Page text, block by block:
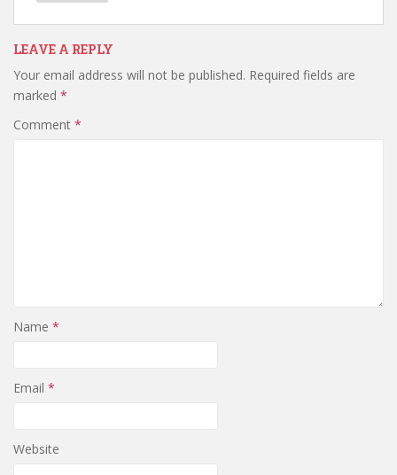
LEAVE A REPLY
Your email address will not be published. Required fields are
marked *
Comment *
Name *
Email *
Website